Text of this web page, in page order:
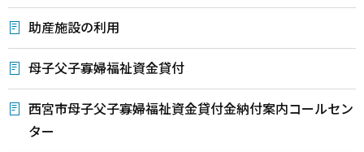
助産施設の利用
母子父子寡婦福祉資金貸付
西宮市母子父子寡婦福祉資金貸付金納付案内コールセン
ター